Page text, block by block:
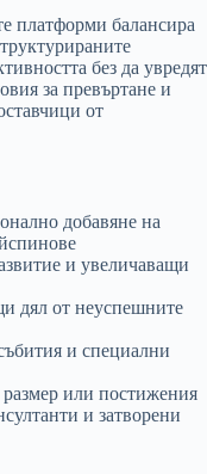
платформи балансира
без да увредят
за превъртане и
от
добавяне на
и увеличаващи
дял от неуспешните
и специални
или постижения
и затворени